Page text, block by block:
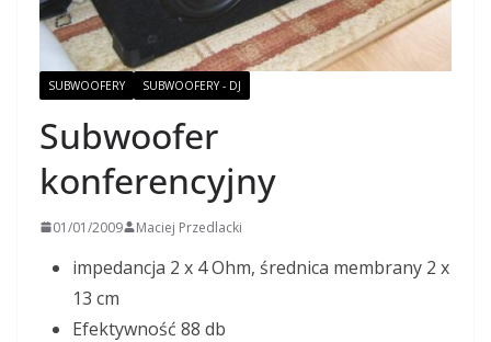
SUBWOOFERY SUBWOOFERY - DJ
Subwoofer
konferencyjny
01/01/2009 Maciej Przedlacki
impedancja 2 x 4 Ohm, średnica membrany 2 x
13 cm
Efektywność 88 db